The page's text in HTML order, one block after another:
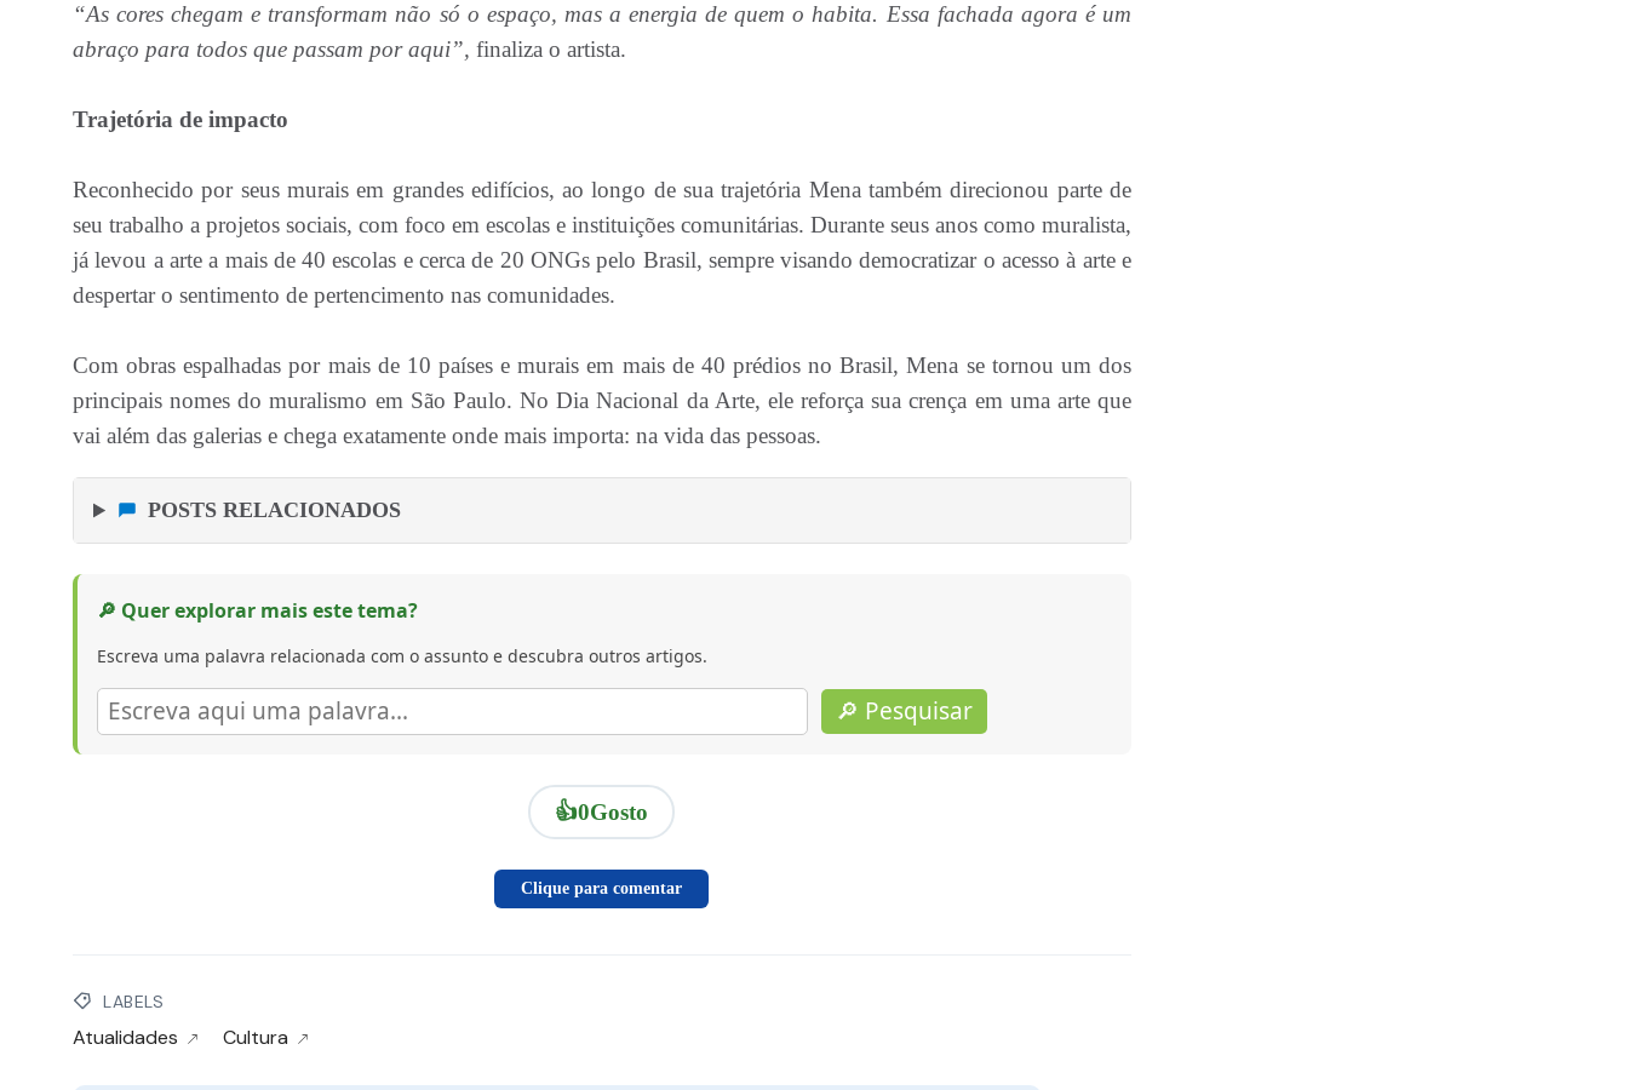
“As cores chegam e transformam não só o espaço, mas a energia de quem o habita. Essa fachada agora é um
abraço para todos que passam por aqui”, finaliza o artista.
Trajetória de impacto
Reconhecido por seus murais em grandes edifícios, ao longo de sua trajetória Mena também direcionou parte de
seu trabalho a projetos sociais, com foco em escolas e instituições comunitárias. Durante seus anos como muralista,
já levou a arte a mais de 40 escolas e cerca de 20 ONGs pelo Brasil, sempre visando democratizar o acesso à arte e
despertar o sentimento de pertencimento nas comunidades.
Com obras espalhadas por mais de 10 países e murais em mais de 40 prédios no Brasil, Mena se tornou um dos
principais nomes do muralismo em São Paulo. No Dia Nacional da Arte, ele reforça sua crença em uma arte que
vai além das galerias e chega exatamente onde mais importa: na vida das pessoas.
POSTS RELACIONADOS
🔎 Quer explorar mais este tema?
Escreva uma palavra relacionada com o assunto e descubra outros artigos.
🔎 Pesquisar
👍0Gosto
Clique para comentar
LABELS
Atualidades Cultura